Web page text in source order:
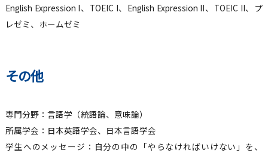
English Expression I、TOEIC I、English Expression II、TOEIC II、プ
レゼミ、ホームゼミ
その他
専門分野：言語学（統語論、意味論）
所属学会：日本英語学会、日本言語学会
学生へのメッセージ：自分の中の「やらなければいけない」を、